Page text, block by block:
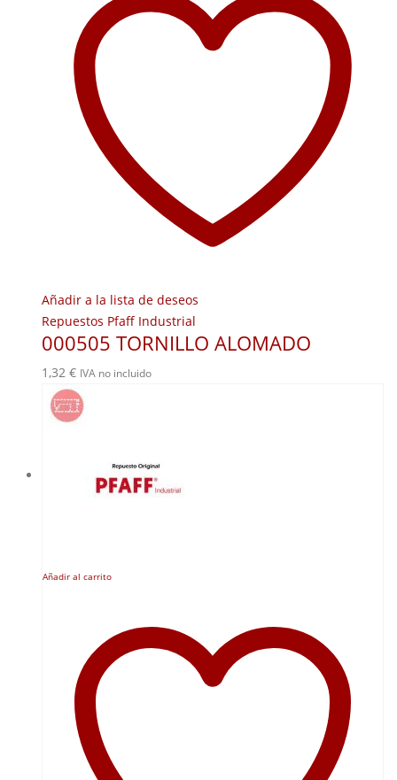
Añadir a la lista de deseos
Repuestos Pfaff Industrial
000505 TORNILLO ALOMADO
1,32 € IVA no incluido
Añadir al carrito